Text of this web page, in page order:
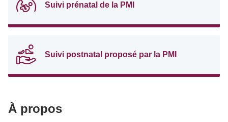
Suivi prénatal de la PMI
Suivi postnatal proposé par la PMI
À propos